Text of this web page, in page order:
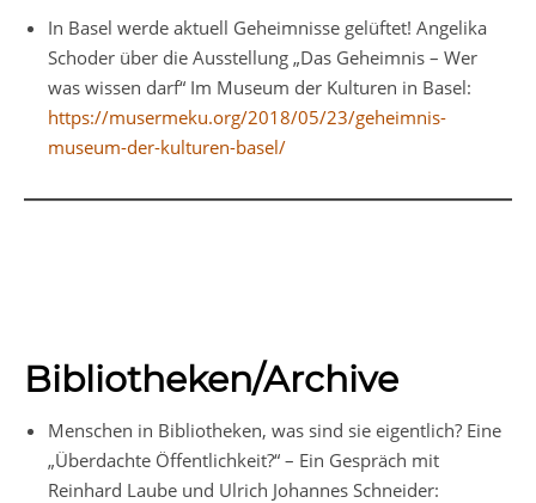
In Basel werde aktuell Geheimnisse gelüftet! Angelika
Schoder über die Ausstellung „Das Geheimnis – Wer
was wissen darf“ Im Museum der Kulturen in Basel:
https://musermeku.org/2018/05/23/geheimnis-
museum-der-kulturen-basel/
Bibliotheken/Archive
Menschen in Bibliotheken, was sind sie eigentlich? Eine
„Überdachte Öffentlichkeit?“ – Ein Gespräch mit
Reinhard Laube und Ulrich Johannes Schneider: